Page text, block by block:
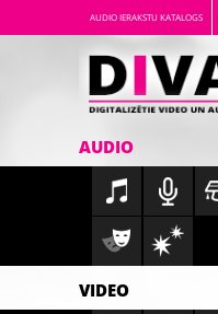
AUDIO IERAKSTU KATALOGS
AUDIO
VIDEO